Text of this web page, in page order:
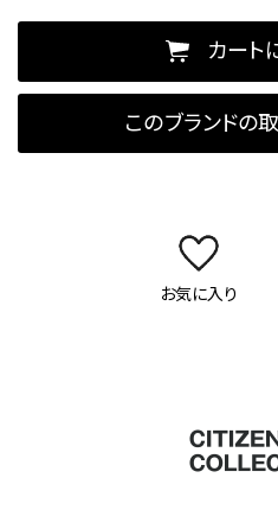
カート
このブランドの
お気に入り